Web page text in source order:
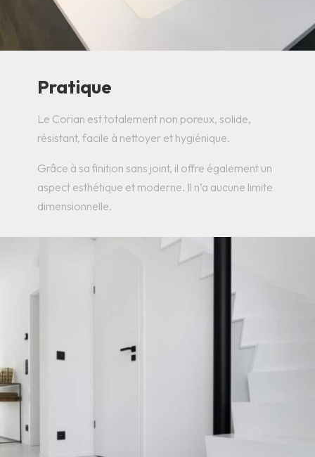
Pratique
Le Corian est totalement non poreux, solide,
résistant, facile à nettoyer et hygiénique.
Grâce à sa finition sans joint, il offre également un
aspect esthétique et moderne. Il n’a aucune limite
dimensionnelle.